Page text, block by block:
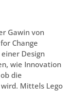
Gawin von
Change
Design
wie Innovation
die
Mittels Lego